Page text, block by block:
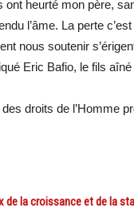
ont heurté mon père,
l’âme. La perte
nous soutenir
Eric Bafio, le fils aîné
droits de l’Homme
de la croissance et de la